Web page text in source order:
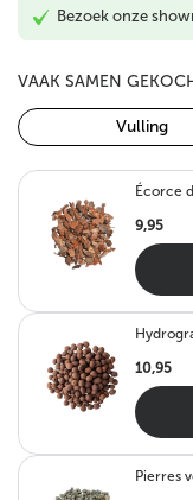
Bezoek onze
VAAK SAMEN
Vulling
Écorce
9,95
10,95
Pierres